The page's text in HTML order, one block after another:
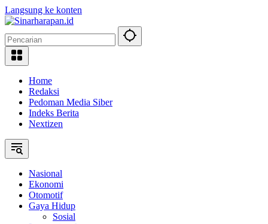
Langsung ke konten
Home
Redaksi
Pedoman Media Siber
Indeks Berita
Nextizen
Nasional
Ekonomi
Otomotif
Gaya Hidup
Sosial